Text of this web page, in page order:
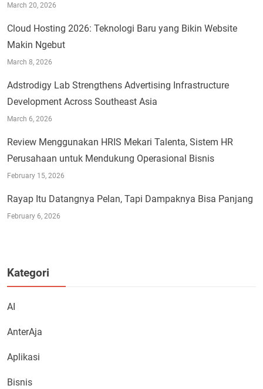
March 20, 2026
Cloud Hosting 2026: Teknologi Baru yang Bikin Website
Makin Ngebut
March 8, 2026
Adstrodigy Lab Strengthens Advertising Infrastructure
Development Across Southeast Asia
March 6, 2026
Review Menggunakan HRIS Mekari Talenta, Sistem HR
Perusahaan untuk Mendukung Operasional Bisnis
February 15, 2026
Rayap Itu Datangnya Pelan, Tapi Dampaknya Bisa Panjang
February 6, 2026
Kategori
AI
AnterAja
Aplikasi
Bisnis